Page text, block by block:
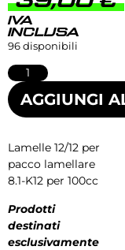
IVA
INCLUSA
96 disponibili
AGGIUNGI
Lamelle 12/12 per
pacco lamellare
8.1-K12 per 100cc
Prodotti
destinati
esclusivamente